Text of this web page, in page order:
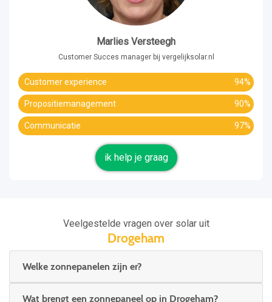
Marlies Versteegh
Customer Succes manager bij vergelijksolar.nl
Customer experience 94%
Propositiemanagement 90%
Communicatie 97%
ik help je graag
Veelgestelde vragen over solar uit
Drogeham
Welke zonnepanelen zijn er?
Wat brengt een zonnepaneel op in Drogeham?